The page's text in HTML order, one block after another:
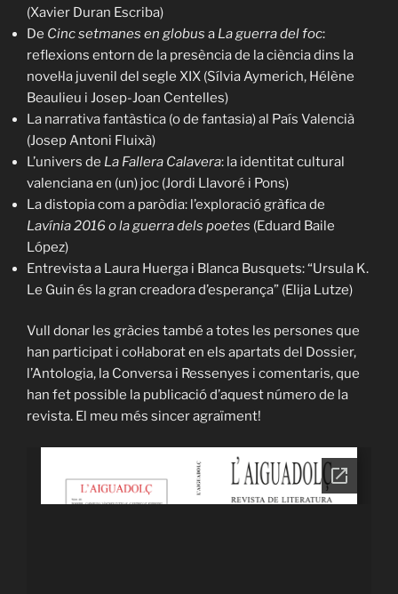
(Xavier Duran Escriba)
De Cinc setmanes en globus a La guerra del foc:
reflexions entorn de la presència de la ciència dins la
novel·la juvenil del segle XIX (Sílvia Aymerich, Hélène
Beaulieu i Josep-Joan Centelles)
La narrativa fantàstica (o de fantasia) al País Valencià
(Josep Antoni Fluixà)
L’univers de La Fallera Calavera: la identitat cultural
valenciana en (un) joc (Jordi Llavoré i Pons)
La distopia com a paròdia: l’exploració gràfica de
Lavínia 2016 o la guerra dels poetes (Eduard Baile
López)
Entrevista a Laura Huerga i Blanca Busquets: “Ursula K.
Le Guin és la gran creadora d’esperança” (Elija Lutze)
Vull donar les gràcies també a totes les persones que
han participat i col·laborat en els apartats del Dossier,
l’Antologia, la Conversa i Ressenyes i comentaris, que
han fet possible la publicació d’aquest número de la
revista. El meu més sincer agraïment!